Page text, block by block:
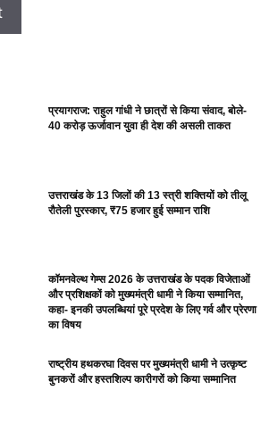
प्रयागराज: राहुल गांधी ने छात्रों से किया संवाद, बोले-
40 करोड़ ऊर्जावान युवा ही देश की असली ताकत
उत्तराखंड के 13 जिलों की 13 स्त्री शक्तियों को तीलू
रौतेली पुरस्कार, ₹75 हजार हुई सम्मान राशि
कॉमनवेल्थ गेम्स 2026 के उत्तराखंड के पदक विजेताओं
और प्रशिक्षकों को मुख्यमंत्री धामी ने किया सम्मानित,
कहा- इनकी उपलब्धियां पूरे प्रदेश के लिए गर्व और प्रेरणा
का विषय
राष्ट्रीय हथकरघा दिवस पर मुख्यमंत्री धामी ने उत्कृष्ट
बुनकरों और हस्तशिल्प कारीगरों को किया सम्मानित